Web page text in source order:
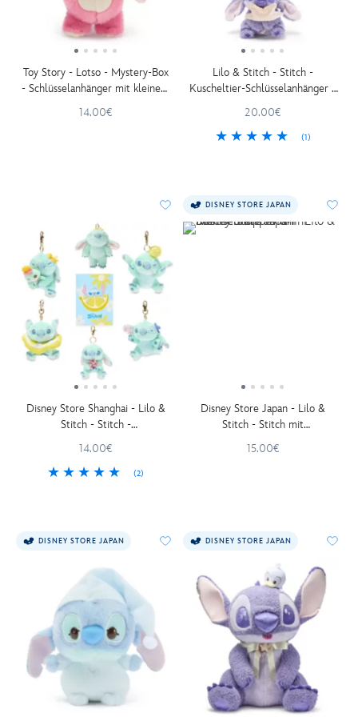
Toy Story - Lotso - Mystery-Box
- Schlüsselanhänger mit kleinem
14.00€
Lilo & Stitch - Stitch -
Kuscheltier-Schlüsselanhänger -
20.00€
(1)
Disney Store Shanghai - Lilo &
Stitch - Stitch -
Kuscheltier - 10 cm
14.00€
(2)
DISNEY STORE JAPAN
Disney Store Japan - Lilo &
Stitch - Stitch mit
Kuscheltier - 13 cm
15.00€
DISNEY STORE JAPAN DISNEY STORE JAPAN